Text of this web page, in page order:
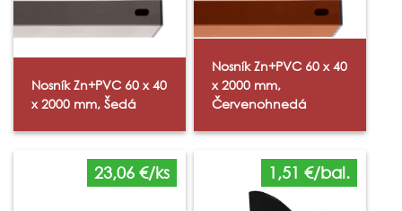
Nosník Zn+PVC 60 x 40
x 2000 mm, Šedá
Nosník Zn+PVC 60 x 40
x 2000 mm,
Červenohnedá
23,06 €/ks 1,51 €/bal.